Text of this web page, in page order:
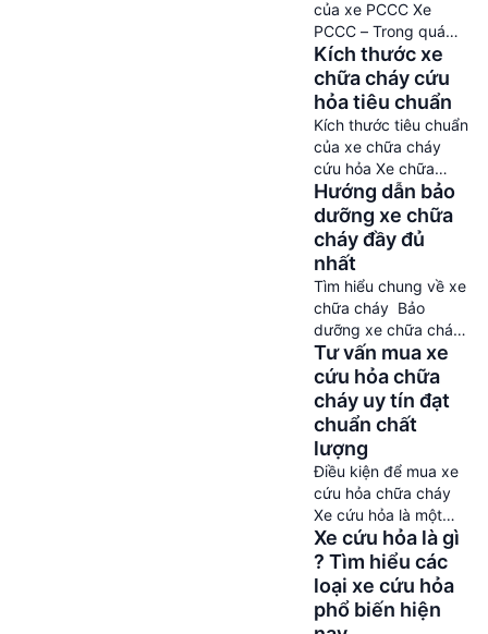
toàn. Các công nghệ
tiên tiến và dây
chuyền sản xuất hiện
đại của các nước […]
của xe PCCC Xe
PCCC – Trong quá
trình hoạt động, hệ
thống bơm nước (01)
hoạt động bằng cách
cung cấp nước từ
bồn chứa nước (02)
hoặc từ các nguồn
nước bên ngoài.
Nước này sau đó
được pha loãng với
chất tạo bọt từ bồn
chứa Foam và […]
Kích thước xe
chữa cháy cứu
hỏa tiêu chuẩn
Kích thước tiêu chuẩn
của xe chữa cháy
cứu hỏa Xe chữa
cháy cứu hỏa đóng
vai trò vô cùng quan
trọng trong việc vận
hành và xử lý các vụ
hỏa hoạn. Để đảm
bảo hiệu quả trong
công tác cứu hỏa,
kích thước của xe
chữa cháy cứu hỏa
cần tuân theo các […]
Hướng dẫn bảo
dưỡng xe chữa
cháy đầy đủ
nhất
Tìm hiểu chung về xe
chữa cháy Bảo
dưỡng xe chữa cháy
– Xe chữa cháy là
một loại phương tiện
chuyên dụng được
thiết kế đặc biệt để
đối phó với các tình
huống hỏa hoạn và
cứu hộ cứu nạn. Xe
đóng vai trò quan
trọng trong việc bảo
vệ cuộc sống và […]
Tư vấn mua xe
cứu hỏa chữa
cháy uy tín đạt
chuẩn chất
lượng
Điều kiện để mua xe
cứu hỏa chữa cháy
Xe cứu hỏa là một
phần quan trọng
trong hệ thống cứu
hỏa của mỗi thành
phố hay tỉnh thành.
Xe giúp các đội cứu
Xe cứu hỏa là gì
? Tìm hiểu các
loại xe cứu hỏa
phổ biến hiện